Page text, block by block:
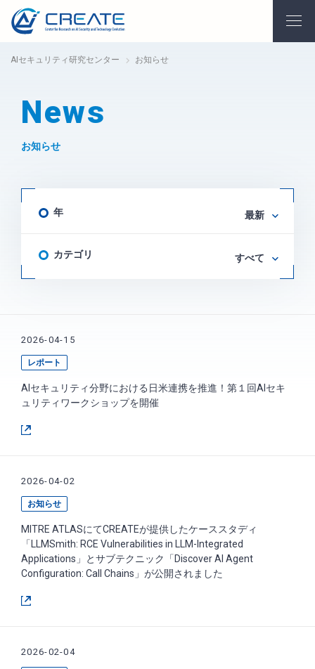
AIセキュリティ研究センター お知らせ
News
お知らせ
年 最新
カテゴリ すべて
2026-04-15
レポート
AIセキュリティ分野における日米連携を推進！第１回AIセキ
ュリティワークショップを開催
2026-04-02
お知らせ
MITRE ATLASにてCREATEが提供したケーススタディ
「LLMSmith: RCE Vulnerabilities in LLM-Integrated
Applications」とサブテクニック「Discover AI Agent
Configuration: Call Chains」が公開されました
2026-02-04